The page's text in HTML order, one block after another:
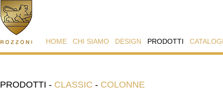
HOME CHI SIAMO DESIGN PRODOTTI
PRODOTTI - CLASSIC - COLONNE